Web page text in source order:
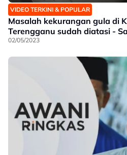
VIDEO TERKINI & POPULAR
Masalah kekurangan gula di
Terengganu sudah diatasi -
02/05/2023